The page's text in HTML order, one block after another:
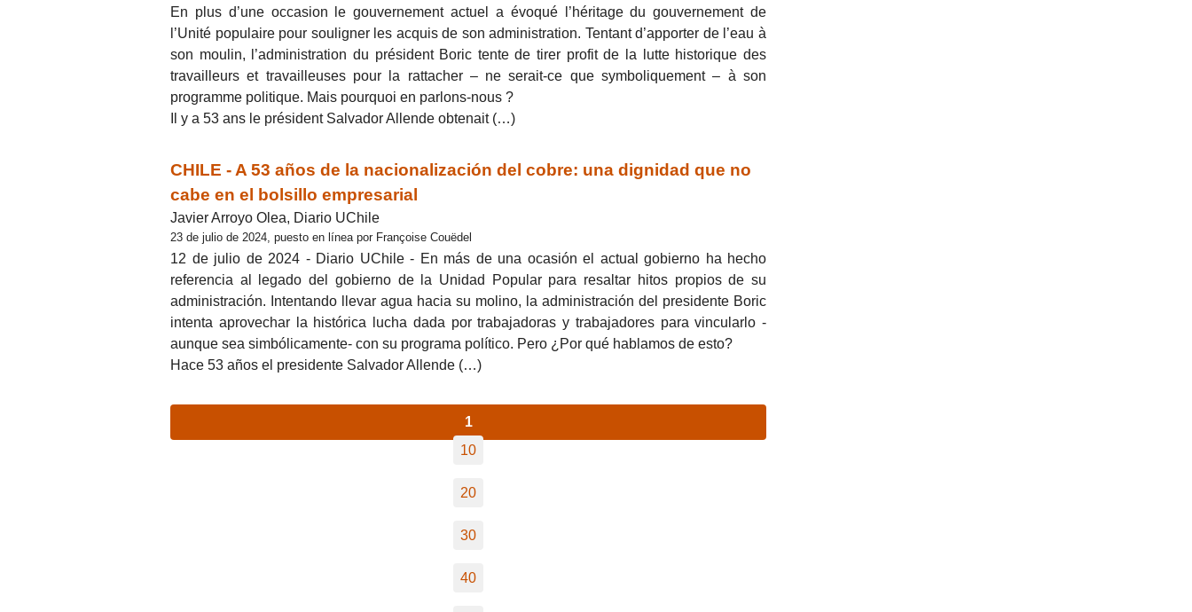
En plus d’une occasion le gouvernement actuel a évoqué l’héritage du gouvernement de
l’Unité populaire pour souligner les acquis de son administration. Tentant d’apporter de l’eau à
son moulin, l’administration du président Boric tente de tirer profit de la lutte historique des
travailleurs et travailleuses pour la rattacher – ne serait-ce que symboliquement – à son
programme politique. Mais pourquoi en parlons-nous ?
Il y a 53 ans le président Salvador Allende obtenait (…)
CHILE - A 53 años de la nacionalización del cobre: una dignidad que no
cabe en el bolsillo empresarial
Javier Arroyo Olea, Diario UChile
23 de julio de 2024, puesto en línea por Françoise Couëdel
12 de julio de 2024 - Diario UChile - En más de una ocasión el actual gobierno ha hecho
referencia al legado del gobierno de la Unidad Popular para resaltar hitos propios de su
administración. Intentando llevar agua hacia su molino, la administración del presidente Boric
intenta aprovechar la histórica lucha dada por trabajadoras y trabajadores para vincularlo -
aunque sea simbólicamente- con su programa político. Pero ¿Por qué hablamos de esto?
Hace 53 años el presidente Salvador Allende (…)
1
10
20
30
40